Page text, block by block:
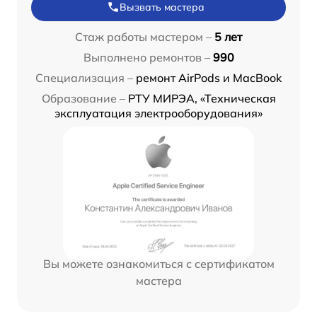
Вызвать мастера
Стаж работы мастером – 5 лет
Выполнено ремонтов – 990
Специализация – ремонт AirPods и MacBook
Образование – РТУ МИРЭА, «Техническая
эксплуатация электрооборудования»
Вы можете ознакомиться с сертификатом
мастера